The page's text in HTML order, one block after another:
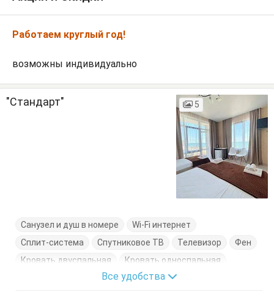
Работаем круглый год!
возможны индивидуально
"Стандарт" 5
Санузел и душ в номере
Wi-Fi интернет
Сплит-система
Спутниковое ТВ Телевизор
Фен
Кровать двуспальная
Кровать односпальная
Все удобства